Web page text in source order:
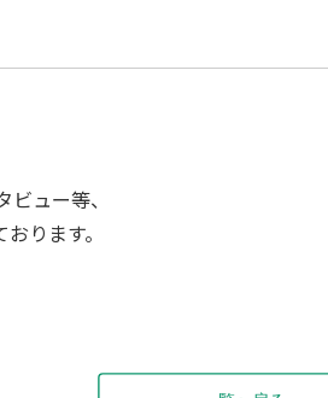
ュー等、
ります。